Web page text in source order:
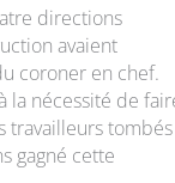
directions
avaient
coroner en chef.
la nécessité de
travailleurs tombés
gagné cette